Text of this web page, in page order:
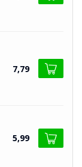
7,79
5,99